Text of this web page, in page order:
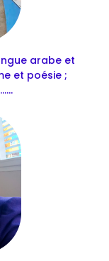
arabe et
et poésie ;
انتربلوجيا